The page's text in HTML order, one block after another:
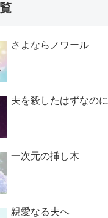
さよならノワール
夫を殺したはずなのに
一次元の挿し木
親愛なる夫へ